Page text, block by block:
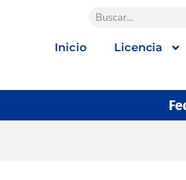
Inicio Licencia